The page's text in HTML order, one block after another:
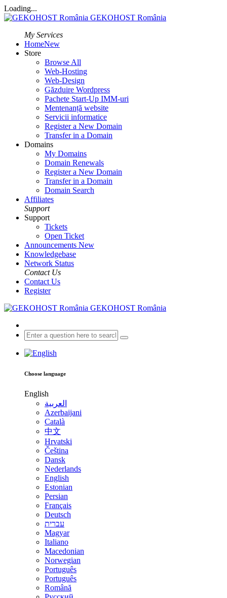
Loading...
GEKOHOST România
My Services
HomeNew
Store
Browse All
Web-Hosting
Web-Design
Găzduire Wordpress
Pachete Start-Up IMM-uri
Mentenanță website
Servicii informatice
Register a New Domain
Transfer in a Domain
Domains
My Domains
Domain Renewals
Register a New Domain
Transfer in a Domain
Domain Search
Affiliates
Support
Support
Tickets
Open Ticket
Announcements New
Knowledgebase
Network Status
Contact Us
Contact Us
Register
GEKOHOST România
Choose language
English
العربية
Azerbaijani
Català
中文
Hrvatski
Čeština
Dansk
Nederlands
English
Estonian
Persian
Français
Deutsch
עברית
Magyar
Italiano
Macedonian
Norwegian
Português
Português
Română